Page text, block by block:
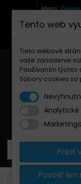
Mena :
+420
Tento web
Tieto webové
vaše zariadenie
Používaním týchto
Súbory cookies
Prijať
Povoliť